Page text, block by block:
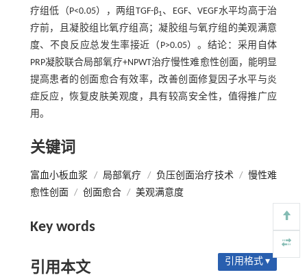
疗组低（P<0.05），两组TGF-β1、EGF、VEGF水平均高于治
疗前，且凝胶组比氧疗组高；凝胶组与氧疗组的美观满意
度、不良反应总发生率接近（P>0.05）。结论：采用自体
PRP凝胶联合局部氧疗+NPWT治疗慢性难愈性创面，能明显
提高患者的创面愈合有效率，改善创面修复因子水平与炎
症反应，恢复皮肤美观度，具有较高安全性，值得推广应
用。
关键词
富血小板血浆 / 局部氧疗 / 负压创面治疗技术 / 慢性难
愈性创面 / 创面愈合 / 美观满意度
Key words
引用本文 引用格式 ▾